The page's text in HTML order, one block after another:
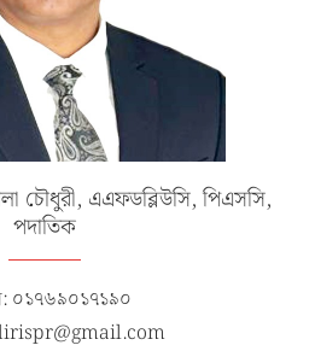
চৌধুরী, এএফডব্লিউসি, পিএসসি,
পদাতিক
০১৭৬৯০১৭১৯০